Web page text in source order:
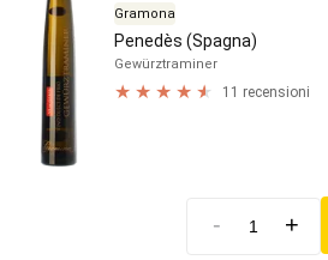
Gramona
Penedès (Spagna)
Gewürztraminer
11 recensioni
- +